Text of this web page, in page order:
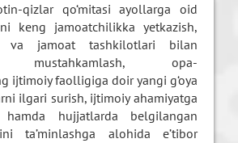
qizlar qo‘mitasi ayollarga oid
keng jamoatchilikka yetkazish,
va jamoat tashkilotlari bilan
mustahkamlash, opa-
ijtimoiy faolligiga doir yangi g‘oya
ilgari surish, ijtimoiy ahamiyatga
hujjatlarda belgilangan
ta’minlashga alohida e’tibor